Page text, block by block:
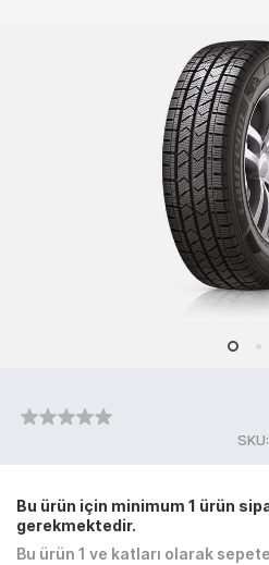
SKU:
Bu ürün için minimum 1 ürün
gerekmektedir.
Bu ürün 1 ve katları olarak